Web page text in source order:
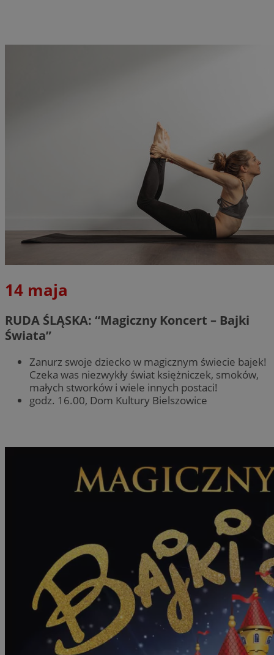
14 maja
RUDA ŚLĄSKA: “Magiczny Koncert – Bajki
Świata”
Zanurz swoje dziecko w magicznym świecie bajek!
Czeka was niezwykły świat księżniczek, smoków,
małych stworków i wiele innych postaci!
godz. 16.00, Dom Kultury Bielszowice